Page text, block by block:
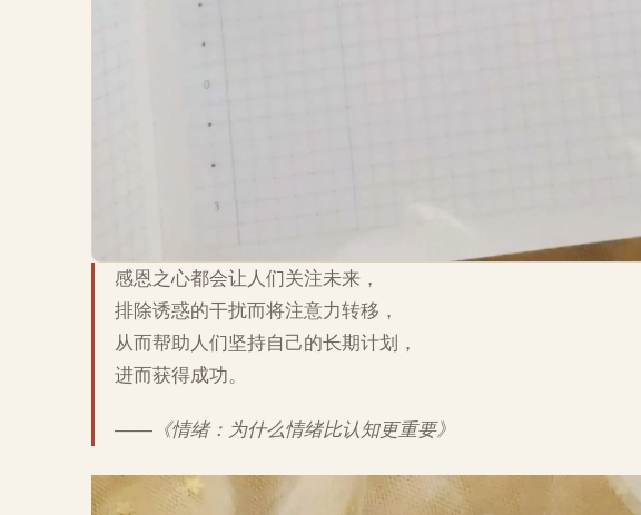
感恩之心都会让人们关注未来，
排除诱惑的干扰而将注意力转移，
从而帮助人们坚持自己的长期计划，
进而获得成功。
——《情绪：为什么情绪比认知更重要》